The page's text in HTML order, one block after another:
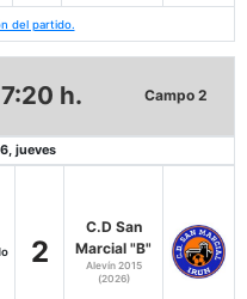
del partido.
h. Campo 2
jueves
2
C.D San
Marcial "B"
Alevín 2015
(2026)